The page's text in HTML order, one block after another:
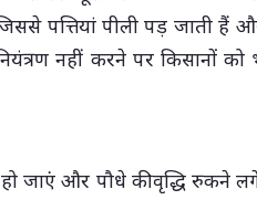
पत्तियां पीली पड़ जाती हैं
नहीं करने पर किसानों को
हो जाएं और पौधे की वृद्धि रुकने